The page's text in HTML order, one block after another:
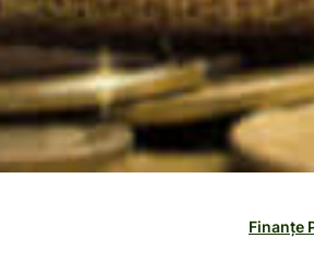
Finanțe